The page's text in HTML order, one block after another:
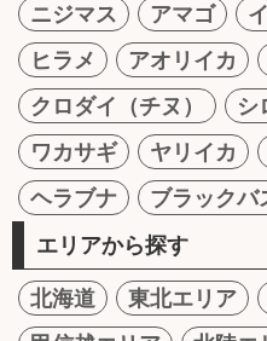
ニジマス
アマゴ
ヒラメ
アオリイカ
クロダイ（チヌ）
シ
ワカサギ
ヤリイカ
ヘラブナ
ブラックバ
エリアから探す
北海道 東北エリア